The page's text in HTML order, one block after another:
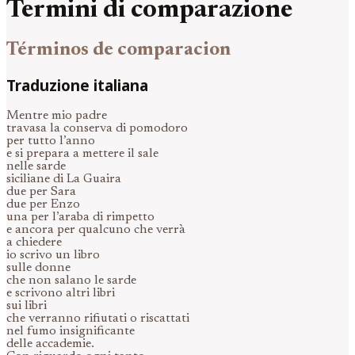
Termini di comparazione
Términos de comparacion
Traduzione italiana
Mentre mio padre
travasa la conserva di pomodoro
per tutto l’anno
e si prepara a mettere il sale
nelle sarde
siciliane di La Guaira
due per Sara
due per Enzo
una per l’araba di rimpetto
e ancora per qualcuno che verrà
a chiedere
io scrivo un libro
sulle donne
che non salano le sarde
e scrivono altri libri
sui libri
che verranno rifiutati o riscattati
nel fumo insignificante
delle accademie.